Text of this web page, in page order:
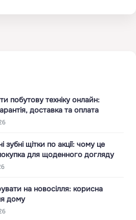
побутову техніку онлайн:
доставка та оплата
зубні щітки по акції: чому це
для щоденного догляду
на новосілля: корисна
дому